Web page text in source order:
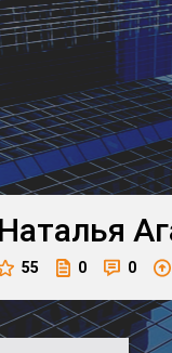
Наталья
55 0 0